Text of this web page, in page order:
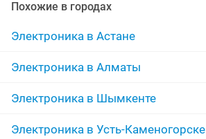
стиральная машина
беспроводные наушники
обмен ddr2 xiaomi
компьютер
Похожие в городах
Электроника в Астане
Электроника в Алматы
Электроника в Шымкенте
Электроника в Усть-Каменогорске